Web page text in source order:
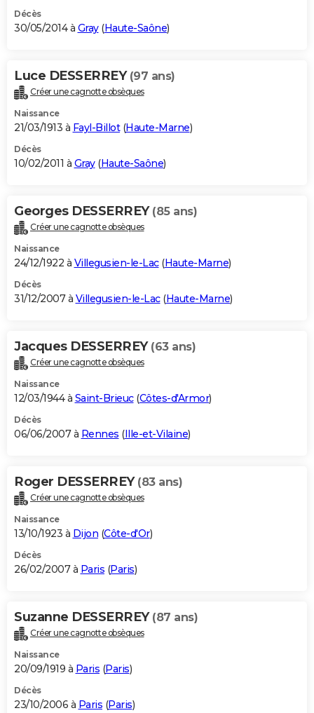
Décès
30/05/2014 à Gray(Haute-Saône)
Luce DESSERREY (97 ans)
Créer une cagnotte obsèques
Naissance
21/03/1913 à Fayl-Billot(Haute-Marne)
Décès
10/02/2011 à Gray(Haute-Saône)
Georges DESSERREY (85 ans)
Créer une cagnotte obsèques
Naissance
24/12/1922 à Villegusien-le-Lac(Haute-Marne)
Décès
31/12/2007 à Villegusien-le-Lac(Haute-Marne)
Jacques DESSERREY (63 ans)
Créer une cagnotte obsèques
Naissance
12/03/1944 à Saint-Brieuc(Côtes-d'Armor)
Décès
06/06/2007 à Rennes (Ille-et-Vilaine)
Roger DESSERREY (83 ans)
Créer une cagnotte obsèques
Naissance
13/10/1923 à Dijon (Côte-d'Or)
Décès
26/02/2007 à Paris (Paris)
Suzanne DESSERREY (87 ans)
Créer une cagnotte obsèques
Naissance
20/09/1919 à Paris (Paris)
Décès
23/10/2006 à Paris (Paris)